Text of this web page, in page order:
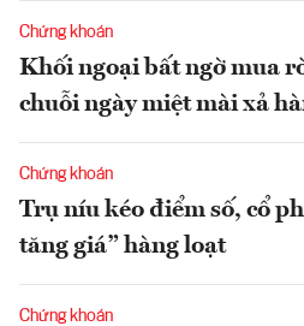
Chứng khoán
Khối ngoại bất ngờ mua
chuỗi ngày miệt mài xả
Chứng khoán
Trụ níu kéo điểm số, cổ
tăng giá” hàng loạt
Chứng khoán